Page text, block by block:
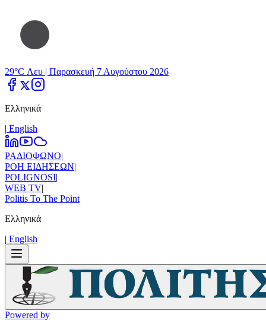
29°C Λευ | Παρασκευή 7 Αυγούστου 2026
Ελληνικά
| Εnglish
ΡΑΔΙΟΦΩΝΟ|
ΡΟΗ ΕΙΔΗΣΕΩΝ|
POLIGNOSI|
WEB TV|
Politis To The Point
Ελληνικά
| Εnglish
Powered by